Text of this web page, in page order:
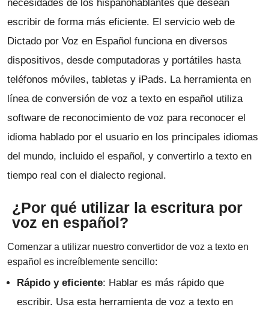
necesidades de los hispanohablantes que desean
escribir de forma más eficiente. El servicio web de
Dictado por Voz en Español funciona en diversos
dispositivos, desde computadoras y portátiles hasta
teléfonos móviles, tabletas y iPads. La herramienta en
línea de conversión de voz a texto en español utiliza
software de reconocimiento de voz para reconocer el
idioma hablado por el usuario en los principales idiomas
del mundo, incluido el español, y convertirlo a texto en
tiempo real con el dialecto regional.
¿Por qué utilizar la escritura por
voz en español?
Comenzar a utilizar nuestro convertidor de voz a texto en
español es increíblemente sencillo:
Rápido y eficiente: Hablar es más rápido que
escribir. Usa esta herramienta de voz a texto en